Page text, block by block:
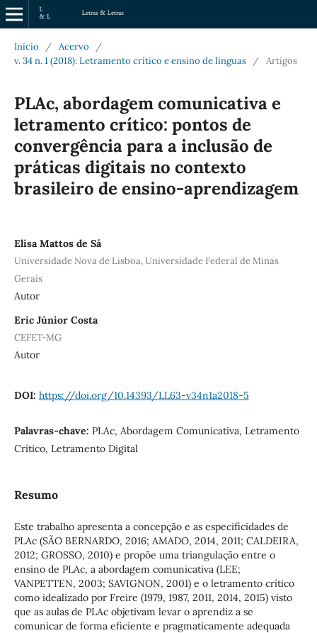
Início / Acervo
/
v. 34 n. 1 (2018): Letramento crítico e ensino de línguas
/ Artigos
PLAc, abordagem comunicativa e
letramento crítico: pontos de
convergência para a inclusão de
práticas digitais no contexto
brasileiro de ensino-aprendizagem
Elisa Mattos de Sá
Universidade Nova de Lisboa, Universidade Federal de Minas
Gerais
Autor
Eric Júnior Costa
CEFET-MG
Autor
DOI: https://doi.org/10.14393/LL63-v34n1a2018-5
Palavras-chave: PLAc, Abordagem Comunicativa, Letramento
Crítico, Letramento Digital
Resumo
Este trabalho apresenta a concepção e as especificidades de
PLAc (SÃO BERNARDO, 2016; AMADO, 2014, 2011; CALDEIRA,
2012; GROSSO, 2010) e propõe uma triangulação entre o
ensino de PLAc, a abordagem comunicativa (LEE;
VANPETTEN, 2003; SAVIGNON, 2001) e o letramento crítico
como idealizado por Freire (1979, 1987, 2011, 2014, 2015) visto
que as aulas de PLAc objetivam levar o aprendiz a se
comunicar de forma eficiente e pragmaticamente adequada